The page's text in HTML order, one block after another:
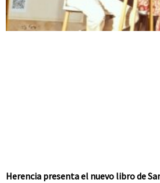
Herencia presenta el nuevo libro de